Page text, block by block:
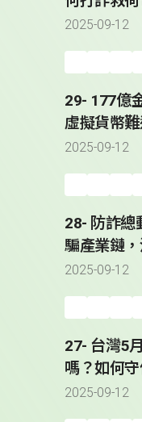
2025-09-12
29- 177億
虛擬貨幣
攔截可疑帳
2025-09-12
28- 防詐總
騙產業鏈
2025-09-12
27- 台灣5
嗎？如何
2025-09-12